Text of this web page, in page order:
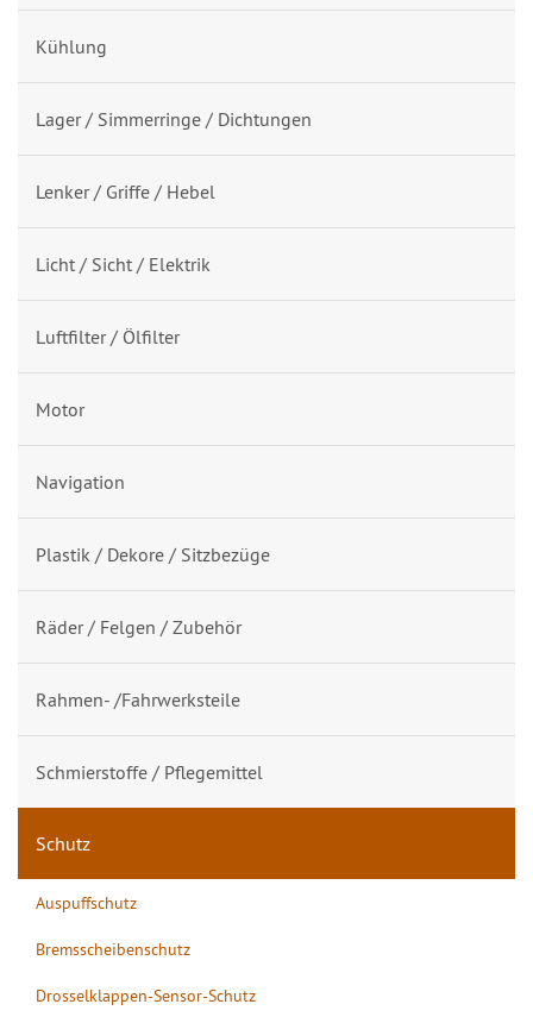
Kühlung
Lager / Simmerringe / Dichtungen
Lenker / Griffe / Hebel
Licht / Sicht / Elektrik
Luftfilter / Ölfilter
Motor
Navigation
Plastik / Dekore / Sitzbezüge
Räder / Felgen / Zubehör
Rahmen- /Fahrwerksteile
Schmierstoffe / Pflegemittel
Schutz
Auspuffschutz
Bremsscheibenschutz
Drosselklappen-Sensor-Schutz